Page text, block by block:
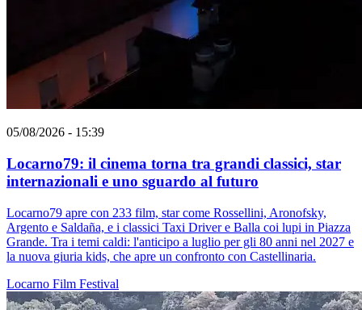
05/08/2026 - 15:39
Locarno79: il cinema torna tra grandi classici, star
internazionali e uno sguardo al futuro
Locarno79 apre con 233 film, star come Rossellini, Aronofsky,
Argento e Saldaña, e i classici Taxi Driver e Balla coi lupi in Piazza
Grande. Tra i temi caldi: l'anticipo a luglio per gli 80 anni nel 2027 e
la nuova giuria kids, che apre un confronto con Castellinaria.
Locarno Film Festival